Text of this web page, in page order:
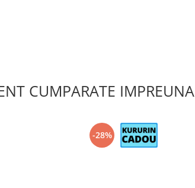
CUMPARATE IMPREUNA
-28%